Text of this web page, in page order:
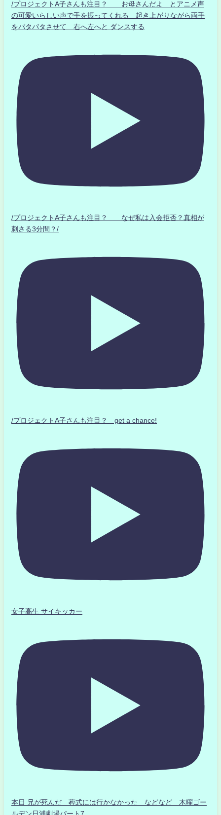
/プロジェクトA子さんも注目？ お母さんだよ とアニメ声
の可愛いらしい声で手を振ってくれる 起き上がりながら両手
をパタパタさせて 右へ左へと ダンスする
/プロジェクトA子さんも注目？ なぜ私は入会拒否？真相が
刺さる3分間？/
/プロジェクトA子さんも注目？ get a chance!
女子高生 サイキッカー
本日 兄が死んだ 葬式には行かなかった などなど 木曜ゴー